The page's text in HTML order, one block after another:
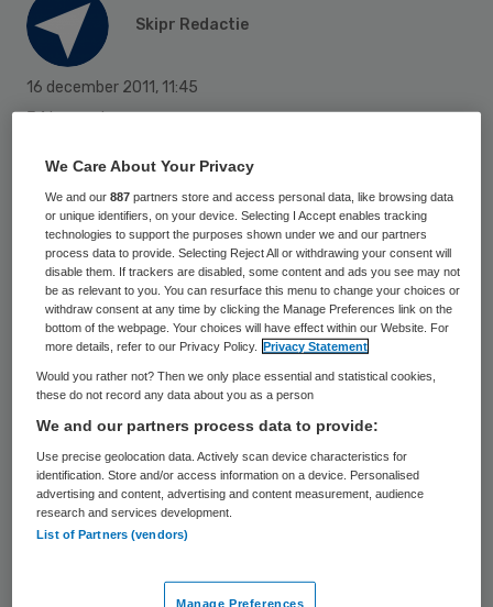
Skipr Redactie
16 december 2011, 11:45
34 keer gelezen
Gilde Healthcare Services gaat investeren
in de arbo- en revalidatiezorg. Volgens de
gespecialiseerde investeerder in de zorg
blijkt hieruit opnieuw dat het belang van
privaat kapitaal in de zorg groeit nu de
overheid en banken verder terugtreden.
Gilde Healthcare Servicesheeft een belang
genomen inVerzuimReductie enFysius
Rugexperts. VerzuimRedactie ondersteunt
ondernemingen bij het beheersen van
ziekteverzuim. In een moeilijke markt
groei van meer dan 20 procent. Fysius
We Care About Your Privacy
We and our887 partners store and access personal data, like browsing data
or unique identifiers, on your device. Selecting I Accept enables tracking
technologies to support the purposes shown under we and our partners
process data to provide. Selecting Reject All or withdrawing your consent will
disable them. If trackers are disabled, some content and ads you see may not
be as relevant to you. You can resurface this menu to change your choices or
withdraw consent at any time by clicking the Manage Preferences link on the
bottom of the webpage. Your choices will have effect within our Website. For
more details, refer to our Privacy Policy.
Privacy Statement
Would you rather not? Then we only place essential and statistical cookies,
these do not record any data about you as a person
We and our partners process data to provide:
Use precise geolocation data. Actively scan device characteristics for
identification. Store and/or access information on a device. Personalised
advertising and content, advertising and content measurement, audience
research and services development.
List of Partners (vendors)
Manage Preferences